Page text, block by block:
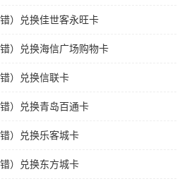
）兑换佳世客永旺卡
）兑换海信广场购物卡
）兑换信联卡
）兑换青岛百通卡
）兑换乐客城卡
）兑换东方城卡